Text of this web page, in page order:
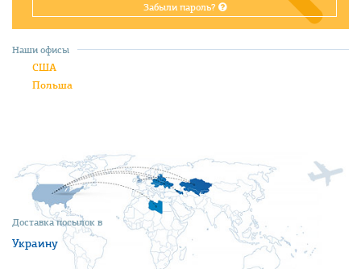
Забыли пароль?
Доставка посылок в
Украину
Наши офисы
США
Польша